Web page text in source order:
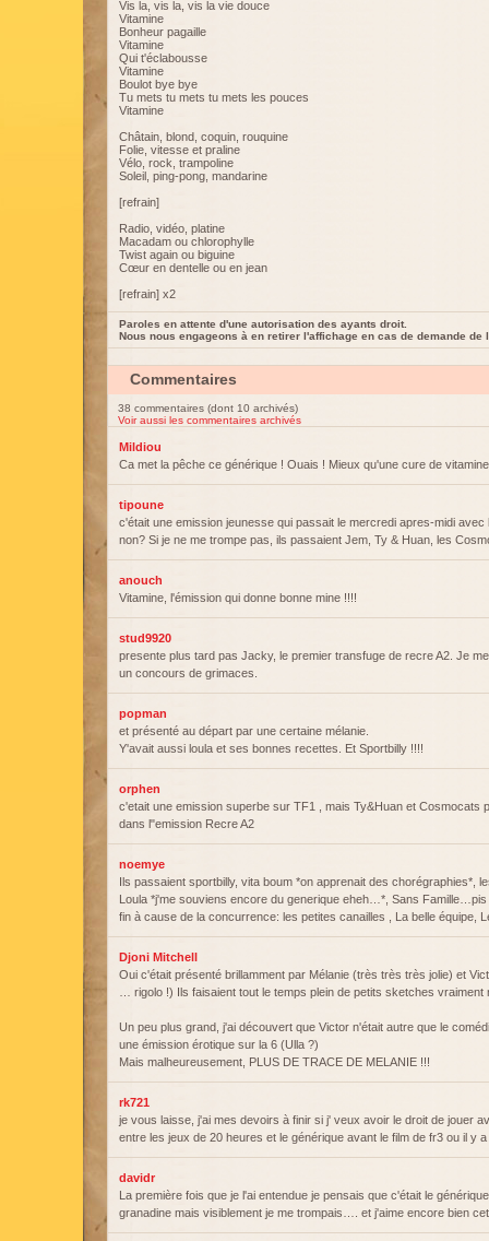
Vis la, vis la, vis la vie douce
Vitamine
Bonheur pagaille
Vitamine
Qui t'éclabousse
Vitamine
Boulot bye bye
Tu mets tu mets tu mets les pouces
Vitamine
Châtain, blond, coquin, rouquine
Folie, vitesse et praline
Vélo, rock, trampoline
Soleil, ping-pong, mandarine
[refrain]
Radio, vidéo, platine
Macadam ou chlorophylle
Twist again ou biguine
Cœur en dentelle ou en jean
[refrain] x2
Paroles en attente d'une autorisation des ayants droit.
Nous nous engageons à en retirer l'affichage en cas de demande de
Commentaires
38 commentaires (dont 10 archivés)
Voir aussi les commentaires archivés
Mildiou
Ca met la pêche ce générique ! Ouais ! Mieux qu'une cure de
tipoune
c'était une emission jeunesse qui passait le mercredi apres-midi
non? Si je ne me trompe pas, ils passaient Jem, Ty & Huan, les
anouch
Vitamine, l'émission qui donne bonne mine !!!!
stud9920
presente plus tard pas Jacky, le premier transfuge de recre A2. Je
un concours de grimaces.
popman
et présenté au départ par une certaine mélanie.
Y'avait aussi loula et ses bonnes recettes. Et Sportbilly !!!!
orphen
c'etait une emission superbe sur TF1 , mais Ty&Huan et Cosmocats
dans l"emission Recre A2
noemye
Ils passaient sportbilly, vita boum *on apprenait des chorégraphies*,
Loula *j'me souviens encore du generique eheh…*, Sans
fin à cause de la concurrence: les petites canailles , La belle équipe,
Djoni Mitchell
Oui c'était présenté brillamment par Mélanie (très très très jolie) et
… rigolo !) Ils faisaient tout le temps plein de petits sketches vraiment
Un peu plus grand, j'ai découvert que Victor n'était autre que le
une émission érotique sur la 6 (Ulla ?)
Mais malheureusement, PLUS DE TRACE DE MELANIE !!!
rk721
je vous laisse, j'ai mes devoirs à finir si j' veux avoir le droit de jouer
entre les jeux de 20 heures et le générique avant le film de fr3 ou il y
davidr
La première fois que je l'ai entendue je pensais que c'était le
granadine mais visiblement je me trompais…. et j'aime encore bien